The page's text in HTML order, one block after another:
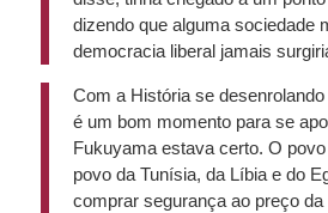
dizendo que alguma sociedade
democracia liberal jamais
Com a História se
é um bom momento para se
Fukuyama estava certo. O
povo da Tunísia, da Líbia e do
comprar segurança ao preço da